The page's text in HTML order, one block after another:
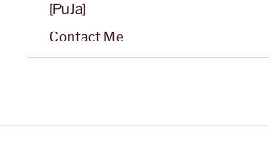
[PuJa]
Contact Me